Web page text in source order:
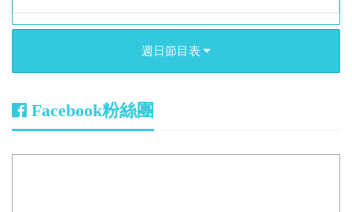
週日節目表
Facebook粉絲團